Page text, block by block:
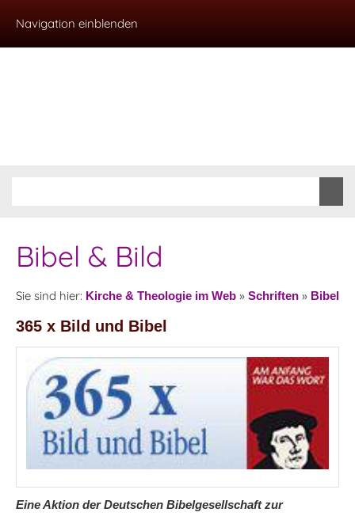
Navigation einblenden
Bibel & Bild
Sie sind hier: Kirche & Theologie im Web » Schriften » Bibel
365 x Bild und Bibel
Eine Aktion der Deutschen Bibelgesellschaft zur